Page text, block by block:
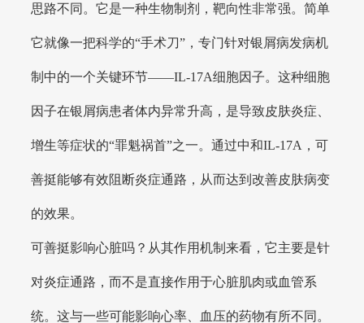
思路不同。它是一种生物制剂，靶向性非常强。简单
它就像一把科学的“手术刀”，专门针对银屑病发病机
制中的一个关键环节——IL-17A细胞因子。这种细胞
因子在银屑病患者体内异常升高，是导致皮肤炎症、
增生等症状的“罪魁祸首”之一。通过中和IL-17A，可
善挺能够有效阻断炎症通路，从而达到改善皮肤病变
的效果。
可善挺影响心脏吗？从其作用机制来看，它主要是针
对炎症通路，而不是直接作用于心脏肌肉或血管系
统。这与一些可能影响心率、血压的药物有所不同。